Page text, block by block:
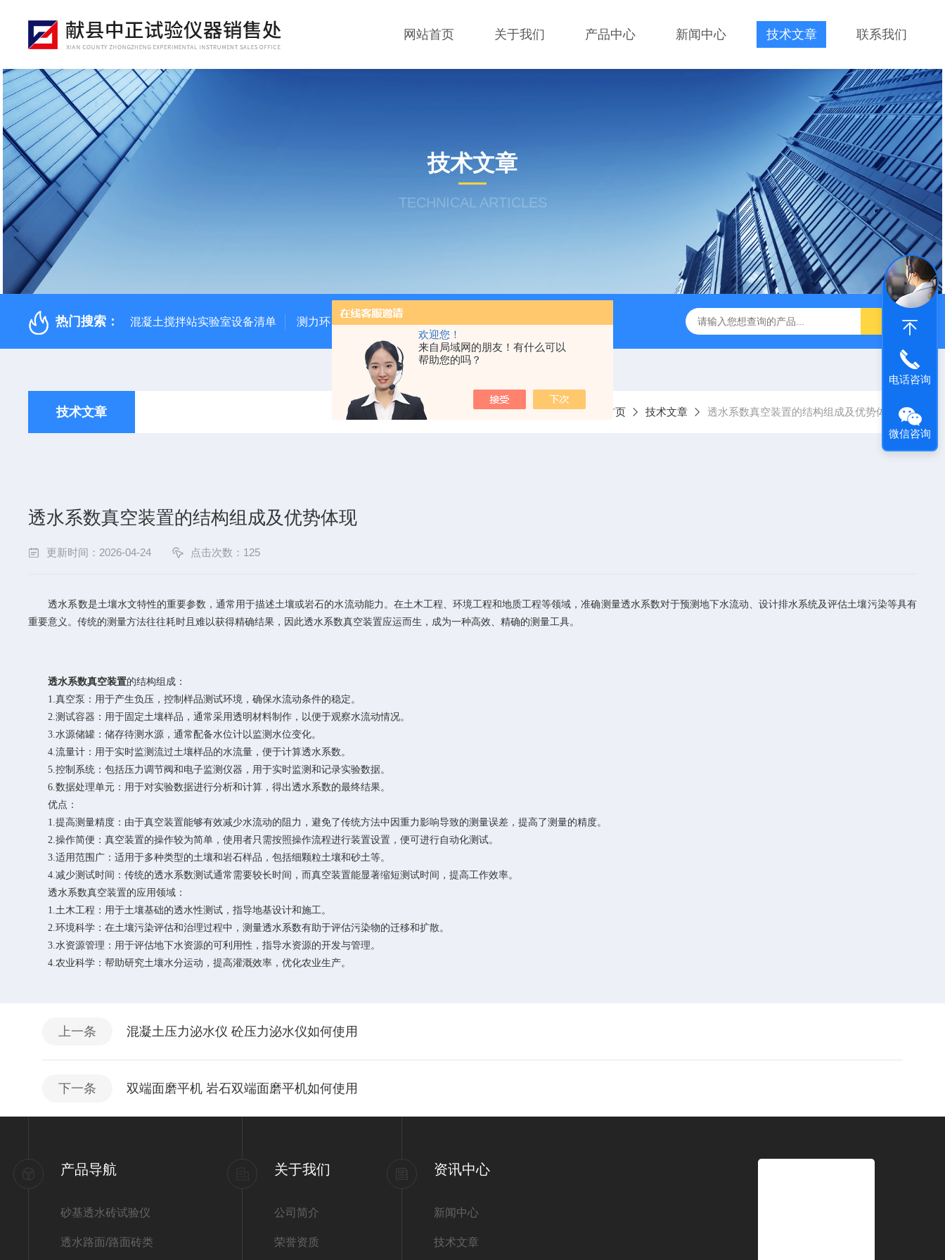
欢迎您！
来自局域网的朋友！有什么可以
帮助您的吗？
网站首页 关于我们 产品中心 新闻中心 技术文章 联系我们
技术文章
TECHNICAL ARTICLES
热门搜索： 混凝土搅拌站实验室设备清单 测力环 混凝土抗弯拉弹性模量试验装置 钢结构防火涂料测厚仪 砂基透水砖透水速率试验装置
技术文章 当前位置： 首页 技术文章 透水系数真空装置的结构组成及优势体现
透水系数真空装置的结构组成及优势体现
更新时间：2026-04-24 点击次数：125
透水系数是土壤水文特性的重要参数，通常用于描述土壤或岩石的水流动能力。在土木工程、环境工程和地质工程等领域，准确测量透水系数对于预测地下水流动、设计排水系统及评估土壤污染等具有
重要意义。传统的测量方法往往耗时且难以获得精确结果，因此透水系数真空装置应运而生，成为一种高效、精确的测量工具。
透水系数真空装置的结构组成：
1.真空泵：用于产生负压，控制样品测试环境，确保水流动条件的稳定。
2.测试容器：用于固定土壤样品，通常采用透明材料制作，以便于观察水流动情况。
3.水源储罐：储存待测水源，通常配备水位计以监测水位变化。
4.流量计：用于实时监测流过土壤样品的水流量，便于计算透水系数。
5.控制系统：包括压力调节阀和电子监测仪器，用于实时监测和记录实验数据。
6.数据处理单元：用于对实验数据进行分析和计算，得出透水系数的最终结果。
优点：
1.提高测量精度：由于真空装置能够有效减少水流动的阻力，避免了传统方法中因重力影响导致的测量误差，提高了测量的精度。
2.操作简便：真空装置的操作较为简单，使用者只需按照操作流程进行装置设置，便可进行自动化测试。
3.适用范围广：适用于多种类型的土壤和岩石样品，包括细颗粒土壤和砂土等。
4.减少测试时间：传统的透水系数测试通常需要较长时间，而真空装置能显著缩短测试时间，提高工作效率。
透水系数真空装置的应用领域：
1.土木工程：用于土壤基础的透水性测试，指导地基设计和施工。
2.环境科学：在土壤污染评估和治理过程中，测量透水系数有助于评估污染物的迁移和扩散。
3.水资源管理：用于评估地下水资源的可利用性，指导水资源的开发与管理。
4.农业科学：帮助研究土壤水分运动，提高灌溉效率，优化农业生产。
上一条 混凝土压力泌水仪 砼压力泌水仪如何使用
下一条 双端面磨平机 岩石双端面磨平机如何使用
产品导航
砂基透水砖试验仪
透水路面/路面砖类
关于我们
公司简介
荣誉资质
资讯中心
新闻中心
技术文章
电话咨询
微信咨询